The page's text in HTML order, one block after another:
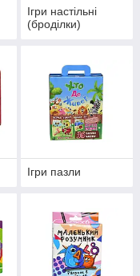
Ігри настільні
(броділки)
Ігри пазли